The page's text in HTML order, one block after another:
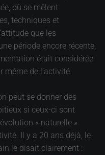
où se mêlent
techniques et
que les
période encore récente,
était considérée
de l’activité.
peut se donner des
si ceux-ci sont
« naturelle »
Il y a 20 ans déjà, le
le disait clairement :